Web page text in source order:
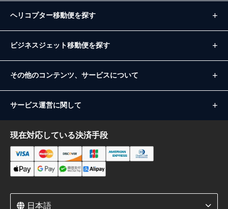
ヘリコプター移動便を探す
ビジネスジェット移動便を探す
その他のコンテンツ、サービスについて
サービス運営に関して
現在対応している決済手段
日本語